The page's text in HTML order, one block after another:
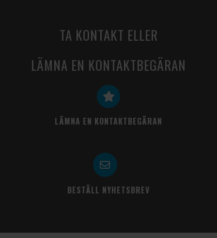
TA KONTAKT ELLER
LÄMNA EN KONTAKTBEGÄRAN
LÄMNA EN KONTAKTBEGÄRAN
BESTÄLL NYHETSBREV